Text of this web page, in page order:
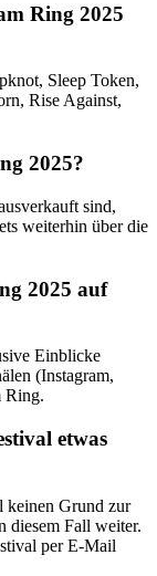
Ring 2025
Sleep Token,
Rise Against,
2025?
sind,
weiterhin über die
2025 auf
Einblicke
(Instagram,
Ring.
etwas
keinen Grund zur
diesem Fall weiter.
per E-Mail